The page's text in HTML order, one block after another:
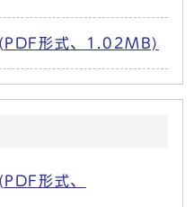
形式、1.02MB)
形式、